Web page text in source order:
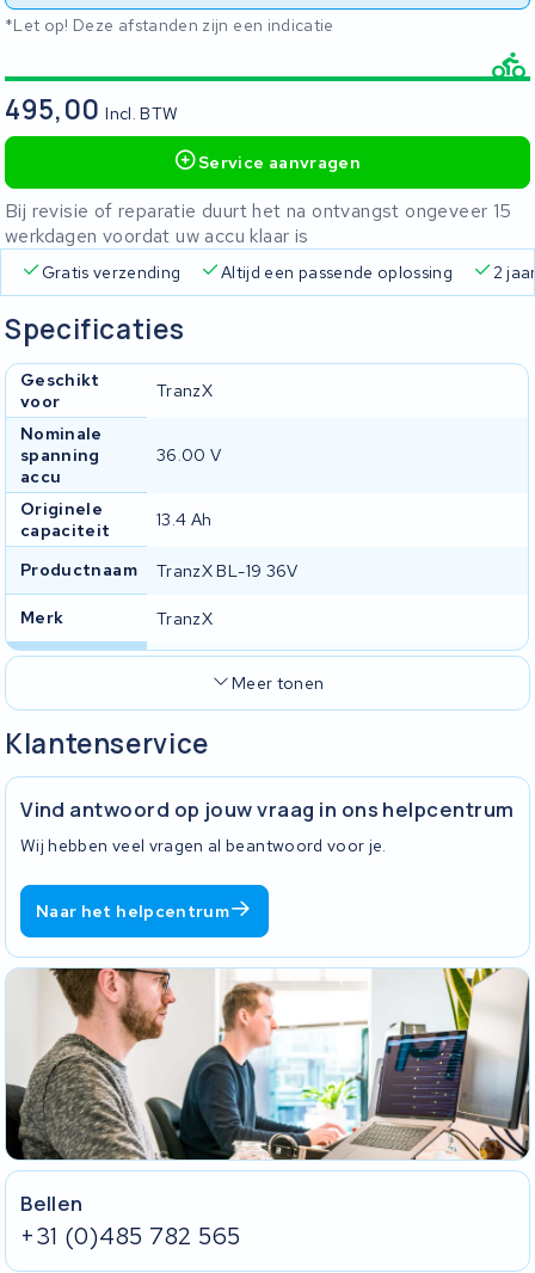
*Let op! Deze afstanden zijn een indicatie
495,00Incl. BTW
Service aanvragen
Bij revisie of reparatie duurt het na ontvangst ongeveer 15
werkdagen voordat uw accu klaar is
Gratis verzending Altijd een passende oplossing 2
Specificaties
Geschikt
voor
TranzX
Nominale
spanning
accu
36.00 V
Originele
capaciteit
13.4 Ah
Productnaam TranzX BL-19 36V
Merk TranzX
Meer tonen
Klantenservice
Vind antwoord op jouw vraag in ons helpcentrum
Wij hebben veel vragen al beantwoord voor je.
Naar het helpcentrum
Bellen
+31 (0)485 782 565